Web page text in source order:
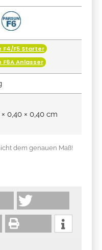
F4/F5 Starter
F6A Anlasser
0,40 × 0,40 cm
dem genauen Maß!